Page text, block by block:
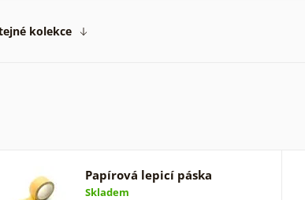
kolekce
Papírová lepicí páska
Skladem